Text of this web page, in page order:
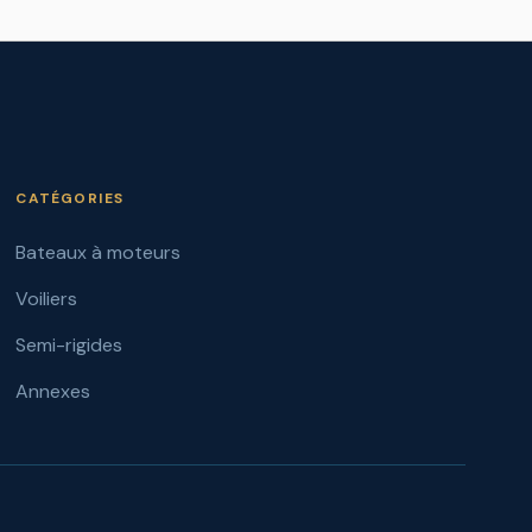
CATÉGORIES
Bateaux à moteurs
Voiliers
Semi-rigides
Annexes